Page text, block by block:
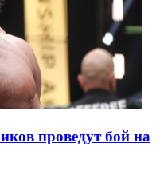
проведут бой на